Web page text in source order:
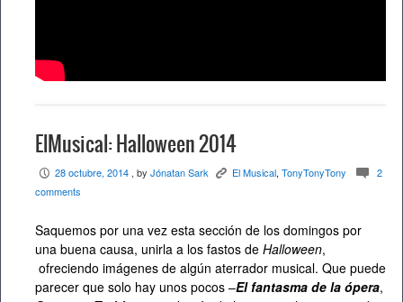
ElMusical: Halloween 2014
P 28 octubre, 2014 , by Jónatan Sark K El Musical, TonyTonyTony c 2
comments
Saquemos por una vez esta sección de los domingos por
una buena causa, unirla a los fastos de Halloween,
ofreciendo imágenes de algún aterrador musical. Que puede
parecer que solo hay unos pocos –El fantasma de la ópera,